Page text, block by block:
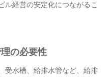
ル経営の安定化につながるこ
の必要性
受水槽、給排水管など、給排